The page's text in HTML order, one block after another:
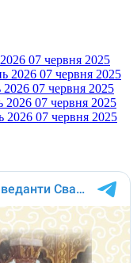
07 червня 2025
2026 07 червня 2025
2026 07 червня 2025
2026 07 червня 2025
2026 07 червня 2025